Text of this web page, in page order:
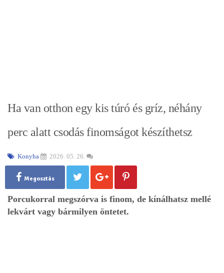
Ha van otthon egy kis túró és gríz, néhány
perc alatt csodás finomságot készíthetsz
Konyha 2026. 05. 26.
Megosztás
Porcukorral megszórva is finom, de kínálhatsz mellé
lekvárt vagy bármilyen öntetet.